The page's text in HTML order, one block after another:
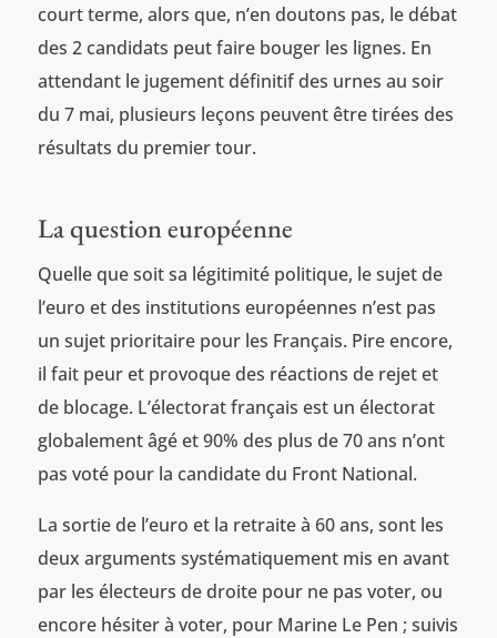
court terme, alors que, n’en doutons pas, le débat
des 2 candidats peut faire bouger les lignes. En
attendant le jugement définitif des urnes au soir
du 7 mai, plusieurs leçons peuvent être tirées des
résultats du premier tour.
La question européenne
Quelle que soit sa légitimité politique, le sujet de
l’euro et des institutions européennes n’est pas
un sujet prioritaire pour les Français. Pire encore,
il fait peur et provoque des réactions de rejet et
de blocage. L’électorat français est un électorat
globalement âgé et 90% des plus de 70 ans n’ont
pas voté pour la candidate du Front National.
La sortie de l’euro et la retraite à 60 ans, sont les
deux arguments systématiquement mis en avant
par les électeurs de droite pour ne pas voter, ou
encore hésiter à voter, pour Marine Le Pen ; suivis